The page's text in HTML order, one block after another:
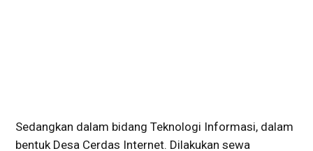
Sedangkan dalam bidang Teknologi Informasi, dalam
bentuk Desa Cerdas Internet. Dilakukan sewa